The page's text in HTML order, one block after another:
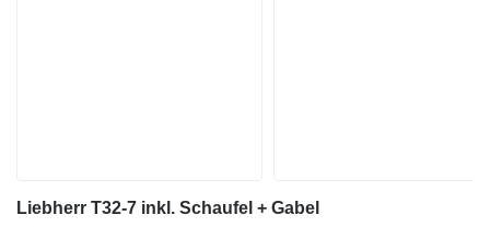
Liebherr T32-7 inkl. Schaufel + Gabel